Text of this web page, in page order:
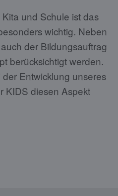
und Schule ist das
wichtig. Neben
der Bildungsauftrag
berücksichtigt werden.
Entwicklung unseres
KIDS diesen Aspekt